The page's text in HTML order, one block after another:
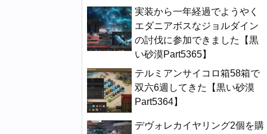
実装から一年経過でようやく
エダニアボスなジョルダイン
の討伐に参加できました【黒
い砂漠Part5365】
テルミアンサイコロ箱58箱で
双六6週してきた【黒い砂漠
Part5364】
デヴォレカイヤリング2個を購